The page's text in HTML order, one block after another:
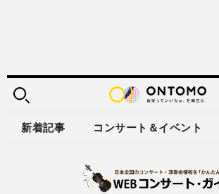
新着記事 コンサート＆イベント